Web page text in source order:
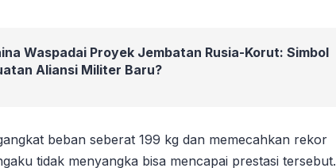
Waspadai Proyek Jembatan Rusia-Korut: Simbol
Aliansi Militer Baru?
beban seberat 199 kg dan memecahkan rekor
tidak menyangka bisa mencapai prestasi tersebut.